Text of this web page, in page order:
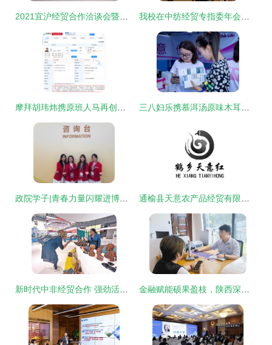
2021宜沪经贸合作洽谈会暨产业基金对接会 深化区域协作，共绘发展蓝图 我校在中纺经贸专指委年会作《高职智库的黎大思考》主题发言，探讨经贸咨询新路径
摩拜胡玮炜携原班人马再创业，瞄准经济贸易咨询新赛道 三八妇乐携慕洱汤原味木耳饮亮相出口转内销展销会，于大唐不夜城绽放健康魅力
政院学子|青春力量闪耀进博会 经济贸易咨询 通榆县天意农产品经贸有限责任公司 立足本土资源，赋能农业经济贸易的专业咨询
新时代中非经贸合作 强劲活力与无限机遇 金融赋能硕果盈枝，陕西深度融入共建“一带一路”大格局的经贸新篇